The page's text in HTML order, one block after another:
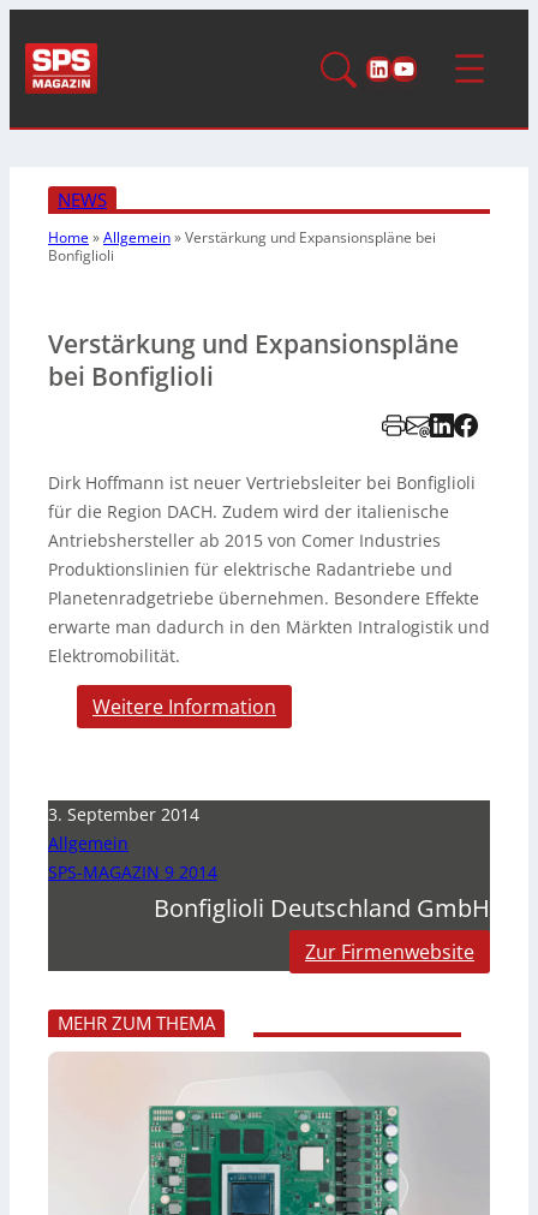
LinkedIn
YouTube
NEWS
Home»Allgemein»Verstärkung und Expansionspläne bei
Bonfiglioli
Verstärkung und Expansionspläne
bei Bonfiglioli
Dirk Hoffmann ist neuer Vertriebsleiter bei Bonfiglioli
für die Region DACH. Zudem wird der italienische
Antriebshersteller ab 2015 von Comer Industries
Produktionslinien für elektrische Radantriebe und
Planetenradgetriebe übernehmen. Besondere Effekte
erwarte man dadurch in den Märkten Intralogistik und
Elektromobilität.
Weitere Information
3. September 2014
Allgemein
SPS-MAGAZIN 9 2014
Bonfiglioli Deutschland GmbH
Zur Firmenwebsite
MEHR ZUM THEMA